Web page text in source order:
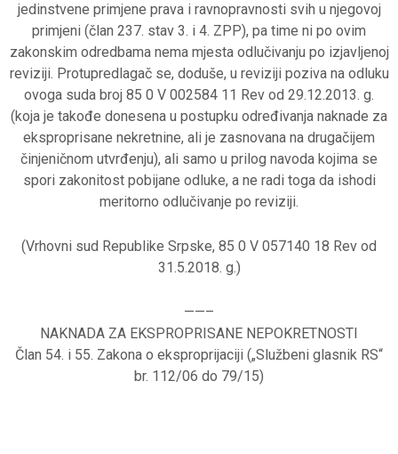
jedinstvene primjene prava i ravnopravnosti svih u njegovoj
primjeni (član 237. stav 3. i 4. ZPP), pa time ni po ovim
zakonskim odredbama nema mjesta odlučivanju po izjavljenoj
reviziji. Protupredlagač se, doduše, u reviziji poziva na odluku
ovoga suda broj 85 0 V 002584 11 Rev od 29.12.2013. g.
(koja je takođe donesena u postupku određivanja naknade za
eksproprisane nekretnine, ali je zasnovana na drugačijem
činjeničnom utvrđenju), ali samo u prilog navoda kojima se
spori zakonitost pobijane odluke, a ne radi toga da ishodi
meritorno odlučivanje po reviziji.
(Vrhovni sud Republike Srpske, 85 0 V 057140 18 Rev od
31.5.2018. g.)
——–
NAKNADA ZA EKSPROPRISANE NEPOKRETNOSTI
Član 54. i 55. Zakona o eksproprijaciji („Službeni glasnik RS“
br. 112/06 do 79/15)